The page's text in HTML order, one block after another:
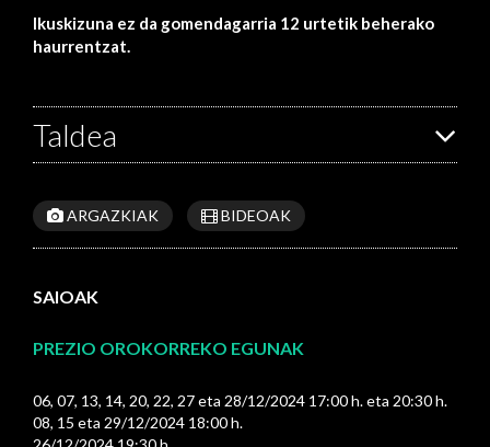
Ikuskizuna ez da gomendagarria 12 urtetik beherako
haurrentzat.
Taldea
ARGAZKIAK BIDEOAK
SAIOAK
PREZIO OROKORREKO EGUNAK
06, 07, 13, 14, 20, 22, 27 eta 28/12/2024 17:00 h. eta 20:30 h.
08, 15 eta 29/12/2024 18:00 h.